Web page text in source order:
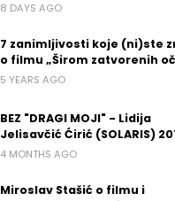
8 DAYS AGO
7 zanimljivosti koje (ni)ste
o filmu „Širom zatvorenih
5 YEARS AGO
BEZ "DRAGI MOJI" - Lidija
Jelisavčić Ćirić (SOLARIS)
4 MONTHS AGO
Miroslav Stašić o filmu i